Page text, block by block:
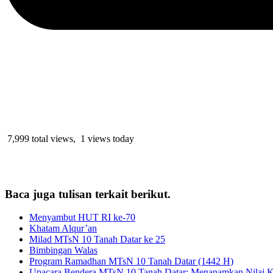
7,999 total views, 1 views today
Baca juga tulisan terkait berikut.
Menyambut HUT RI ke-70
Khatam Alqur’an
Milad MTsN 10 Tanah Datar ke 25
Bimbingan Walas
Program Ramadhan MTsN 10 Tanah Datar (1442 H)